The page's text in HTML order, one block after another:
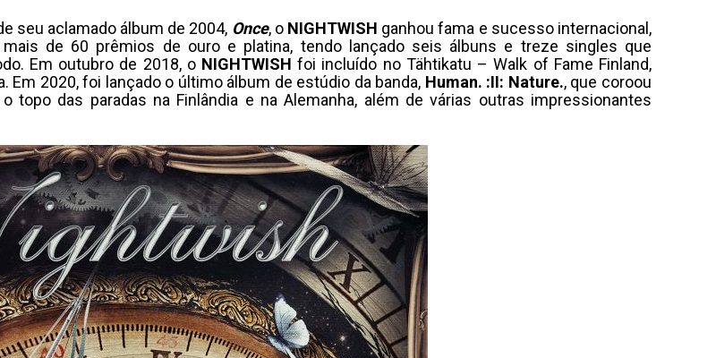
seu aclamado álbum de 2004, Once, o NIGHTWISH ganhou fama e sucesso internacional,
de 60 prêmios de ouro e platina, tendo lançado seis álbuns e treze singles que
Em outubro de 2018, oNIGHTWISH foi incluído no Tähtikatu – Walk of Fame Finland,
2020, foi lançado o último álbum de estúdio da banda, Human. :II: Nature., que coroou
das paradas na Finlândia e na Alemanha, além de várias outras impressionantes